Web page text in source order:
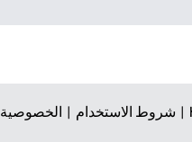
شروط الاستخدام | الخصوصية